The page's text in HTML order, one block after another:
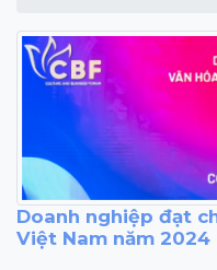
Doanh nghiệp đạt
Việt Nam năm 2024